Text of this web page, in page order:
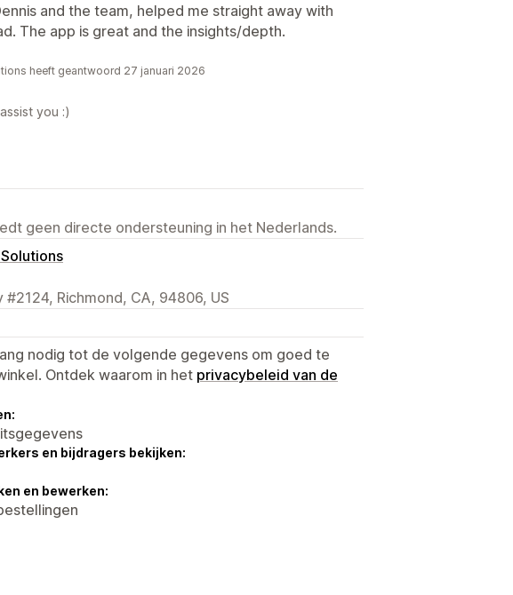
and the team, helped me straight away with
The app is great and the insights/depth.
heeft geantwoord 27 januari 2026
you :)
geen directe ondersteuning in het Nederlands.
Richmond, CA, 94806, US
nodig tot de volgende gegevens om goed te
Ontdek waarom in het privacybeleid van de
en bijdragers bekijken:
en bewerken: